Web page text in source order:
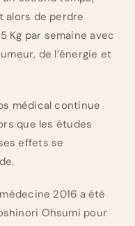
alors de perdre
Kg par semaine avec
de l’énergie et
médical continue
que les études
effets se
2016 a été
Ohsumi pour